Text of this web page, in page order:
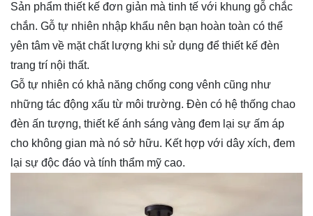
Sản phẩm thiết kế đơn giản mà tinh tế với khung gỗ chắc
chắn. Gỗ tự nhiên nhập khẩu nên bạn hoàn toàn có thể
yên tâm về mặt chất lượng khi sử dụng để thiết kế đèn
trang trí nội thất.
Gỗ tự nhiên có khả năng chống cong vênh cũng như
những tác động xấu từ môi trường. Đèn có hệ thống chao
đèn ấn tượng, thiết kế ánh sáng vàng đem lại sự ấm áp
cho không gian mà nó sở hữu. Kết hợp với dây xích, đem
lại sự độc đáo và tính thẩm mỹ cao.